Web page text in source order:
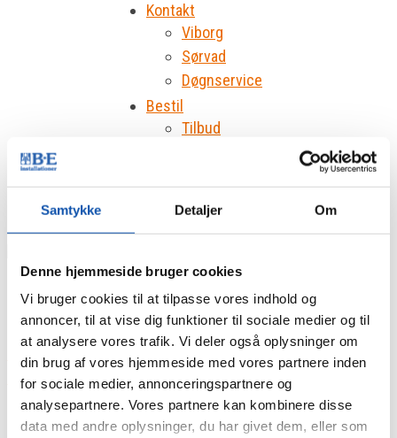
Samtykke Detaljer Om
Denne hjemmeside bruger cookies
Vi bruger cookies til at tilpasse vores indhold og
annoncer, til at vise dig funktioner til sociale medier og til
at analysere vores trafik. Vi deler også oplysninger om
din brug af vores hjemmeside med vores partnere inden
for sociale medier, annonceringspartnere og
analysepartnere. Vores partnere kan kombinere disse
data med andre oplysninger, du har givet dem, eller som
Kontakt
Viborg
Sørvad
Døgnservice
Bestil
Tilbud
Du er her:
Forside
Nyheder
Elektrikere på toppen i dobbelt forstand